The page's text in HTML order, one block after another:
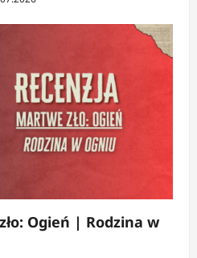
Ogień | Rodzina w